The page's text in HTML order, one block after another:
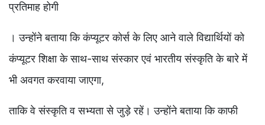
प्रतिमाह होगी
। उन्होंने बताया कि कंप्यूटर कोर्स के लिए आने वाले विद्यार्थियों को
कंप्यूटर शिक्षा के साथ-साथ संस्कार एवं भारतीय संस्कृति के बारे में
भी अवगत करवाया जाएगा,
ताकि वे संस्कृति व सभ्यता से जुड़े रहें। उन्होंने बताया कि काफी